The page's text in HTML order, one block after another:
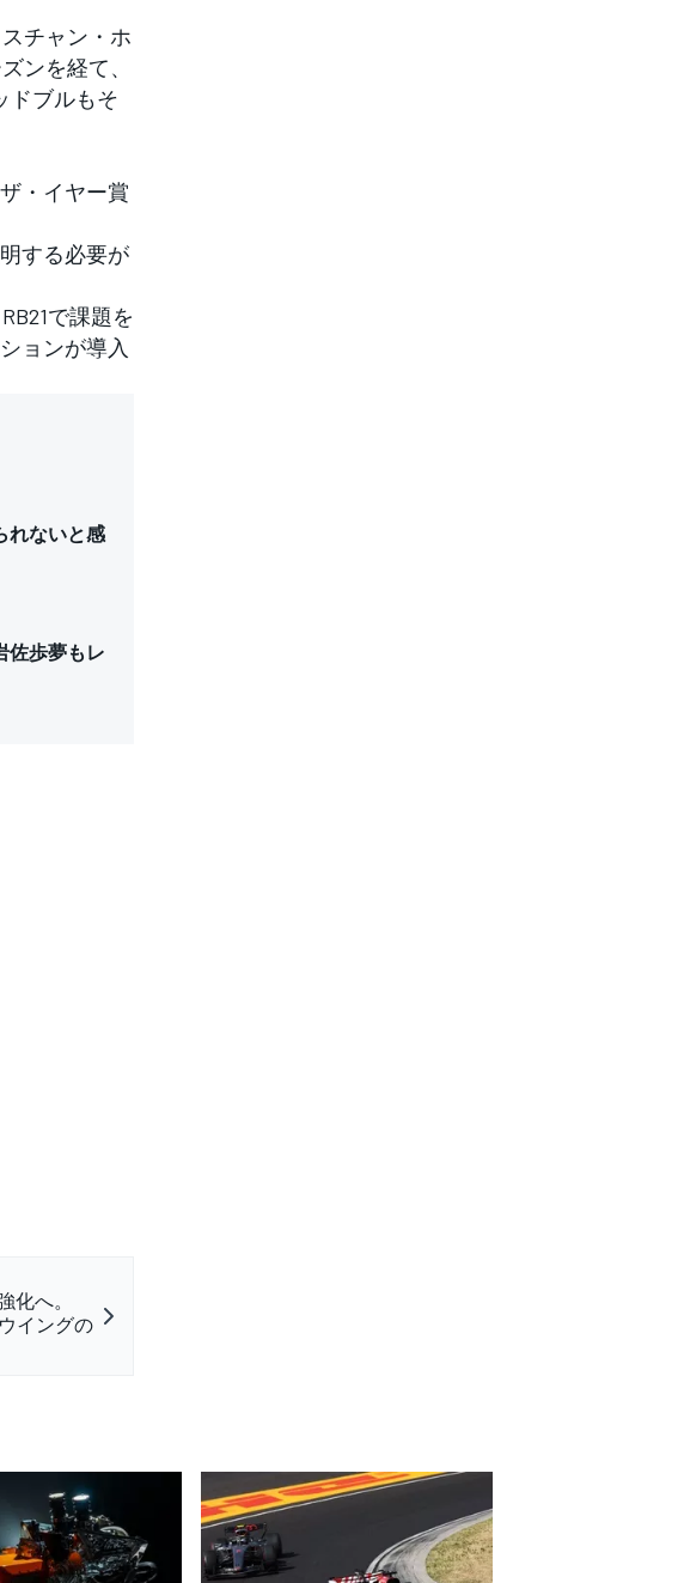
チャン・ホ
ンを経て、
ドブルもそ
・イヤー賞
する必要が
で課題を
ョンが導入
れないと感
佐歩夢もレ
化へ。
イングの